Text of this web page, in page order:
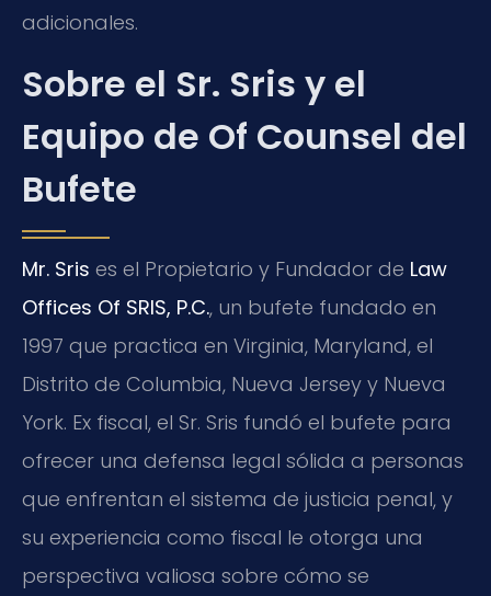
adicionales.
Sobre el Sr. Sris y el
Equipo de Of Counsel del
Bufete
Mr. Sris es el Propietario y Fundador de Law
Offices Of SRIS, P.C., un bufete fundado en
1997 que practica en Virginia, Maryland, el
Distrito de Columbia, Nueva Jersey y Nueva
York. Ex fiscal, el Sr. Sris fundó el bufete para
ofrecer una defensa legal sólida a personas
que enfrentan el sistema de justicia penal, y
su experiencia como fiscal le otorga una
perspectiva valiosa sobre cómo se